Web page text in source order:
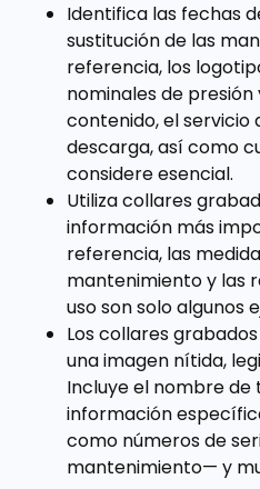
Identifica las fechas
sustitución de las
referencia, los
nominales de
contenido, el servicio
descarga, así como
considere esencial.
Utiliza collares
información más
referencia, las
mantenimiento y las
uso son solo algunos
Los collares
una imagen nítida,
Incluye el nombre de
información
como números de
mantenimiento— y